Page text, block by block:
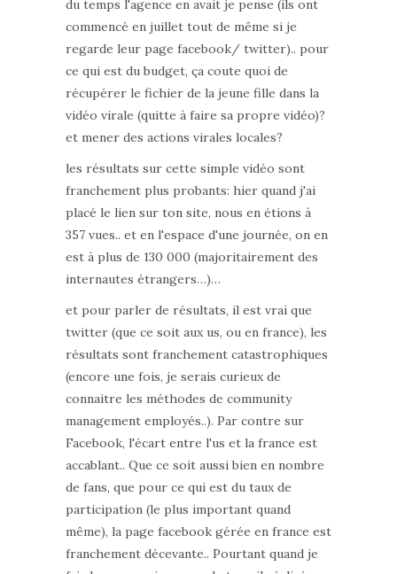
du temps l'agence en avait je pense (ils ont
commencé en juillet tout de même si je
regarde leur page facebook/ twitter).. pour
ce qui est du budget, ça coute quoi de
récupérer le fichier de la jeune fille dans la
vidéo virale (quitte à faire sa propre vidéo)?
et mener des actions virales locales?
les résultats sur cette simple vidéo sont
franchement plus probants: hier quand j'ai
placé le lien sur ton site, nous en étions à
357 vues.. et en l'espace d'une journée, on en
est à plus de 130 000 (majoritairement des
internautes étrangers…)…
et pour parler de résultats, il est vrai que
twitter (que ce soit aux us, ou en france), les
résultats sont franchement catastrophiques
(encore une fois, je serais curieux de
connaitre les méthodes de community
management employés..). Par contre sur
Facebook, l'écart entre l'us et la france est
accablant.. Que ce soit aussi bien en nombre
de fans, que pour ce qui est du taux de
participation (le plus important quand
même), la page facebook gérée en france est
franchement décevante.. Pourtant quand je